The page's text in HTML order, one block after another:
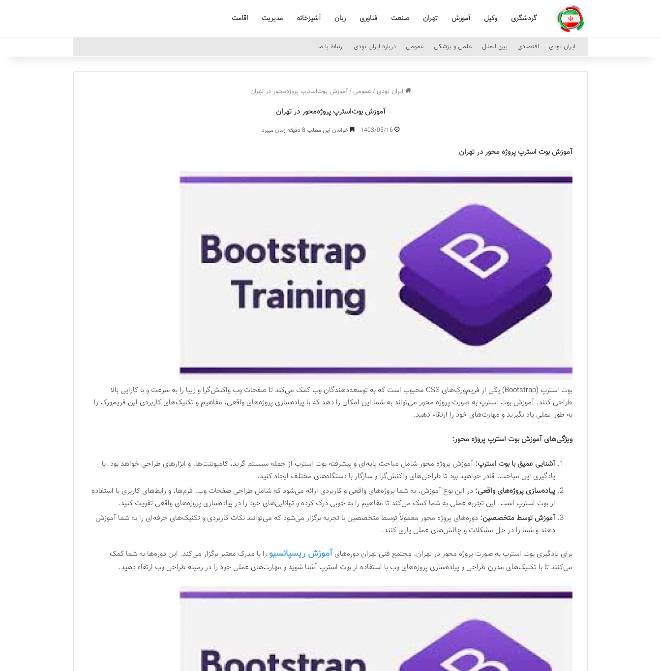
گردشگری وکیل آموزش تهران صنعت فناوری زبان آشپزخانه مدیریت اقامت
ایران تودی اقتصادی بین الملل علمی و پزشکی عمومی درباره ایران تودی ارتباط با ما
ایران تودی / عمومی /آموزش بوت‌استرپ پروژه‌محور در تهران
آموزش بوت‌استرپ پروژه‌محور در تهران
1403/05/16 خواندن این مطلب 8 دقیقه زمان میبرد
آموزش بوت استرپ پروژه محور در تهران
بوت استرپ (Bootstrap) یکی از فریم‌ورک‌های CSS محبوب است که به توسعه‌دهندگان وب کمک می‌کند تا صفحات وب واکنش‌گرا و زیبا را به سرعت و با کارایی بالا
طراحی کنند. آموزش بوت استرپ به صورت پروژه محور می‌تواند به شما این امکان را دهد که با پیاده‌سازی پروژه‌های واقعی، مفاهیم و تکنیک‌های کاربردی این فریم‌ورک را
به طور عملی یاد بگیرید و مهارت‌های خود را ارتقاء دهید.
ویژگی‌های آموزش بوت استرپ پروژه محور:
آشنایی عمیق با بوت استرپ: آموزش پروژه محور شامل مباحث پایه‌ای و پیشرفته بوت استرپ از جمله سیستم گرید، کامپوننت‌ها، و ابزارهای طراحی خواهد بود. با
یادگیری این مباحث، قادر خواهید بود تا طراحی‌های واکنش‌گرا و سازگار با دستگاه‌های مختلف ایجاد کنید.
پیاده‌سازی پروژه‌های واقعی: در این نوع آموزش، به شما پروژه‌های واقعی و کاربردی ارائه می‌شود که شامل طراحی صفحات وب، فرم‌ها، و رابط‌های کاربری با استفاده
از بوت استرپ است. این تجربه عملی به شما کمک می‌کند تا مفاهیم را به خوبی درک کرده و توانایی‌های خود را در پیاده‌سازی پروژه‌های واقعی تقویت کنید.
آموزش توسط متخصصین: دوره‌های پروژه محور معمولاً توسط متخصصین با تجربه برگزار می‌شود که می‌توانند نکات کاربردی و تکنیک‌های حرفه‌ای را به شما آموزش
دهند و شما را در حل مشکلات و چالش‌های عملی یاری کنند.
برای یادگیری بوت استرپ به صورت پروژه محور در تهران، مجتمع فنی تهران دوره‌های آموزش ریسپانسیو را با مدرک معتبر برگزار می‌کند. این دوره‌ها به شما کمک
می‌کنند تا با تکنیک‌های مدرن طراحی و پیاده‌سازی پروژه‌های وب با استفاده از بوت استرپ آشنا شوید و مهارت‌های عملی خود را در زمینه طراحی وب ارتقاء دهید.